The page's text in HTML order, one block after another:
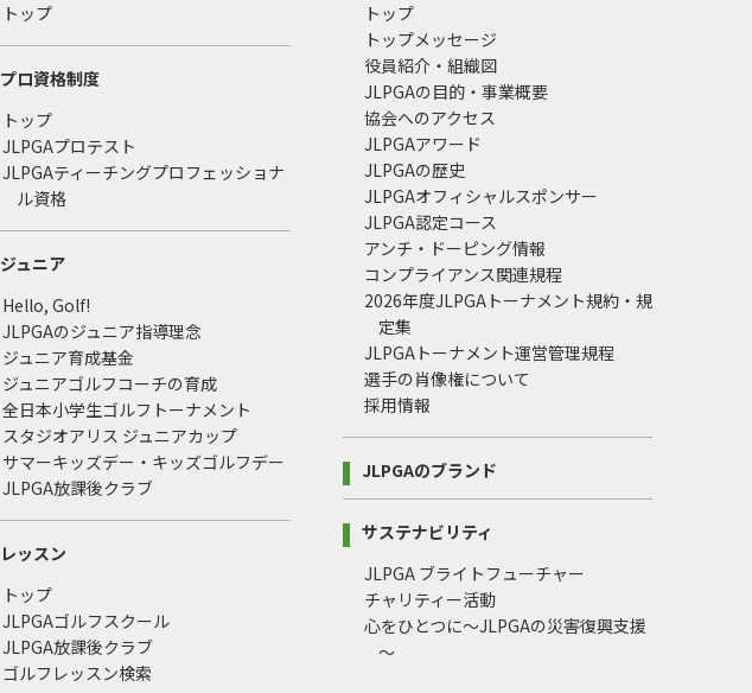
トップ
プロ資格制度
トップ
JLPGAプロテスト
JLPGAティーチングプロフェッショナ
ル資格
ジュニア
Hello, Golf!
JLPGAのジュニア指導理念
ジュニア育成基金
ジュニアゴルフコーチの育成
全日本小学生ゴルフトーナメント
スタジオアリス ジュニアカップ
サマーキッズデー・キッズゴルフデー
JLPGA放課後クラブ
レッスン
トップ
JLPGAゴルフスクール
JLPGA放課後クラブ
ゴルフレッスン検索
トップ
トップメッセージ
役員紹介・組織図
JLPGAの目的・事業概要
協会へのアクセス
JLPGAアワード
JLPGAの歴史
JLPGAオフィシャルスポンサー
JLPGA認定コース
アンチ・ドーピング情報
コンプライアンス関連規程
2026年度JLPGAトーナメント規約・規
定集
JLPGAトーナメント運営管理規程
選手の肖像権について
採用情報
JLPGAのブランド
サステナビリティ
JLPGA ブライトフューチャー
チャリティー活動
心をひとつに～JLPGAの災害復興支援
～